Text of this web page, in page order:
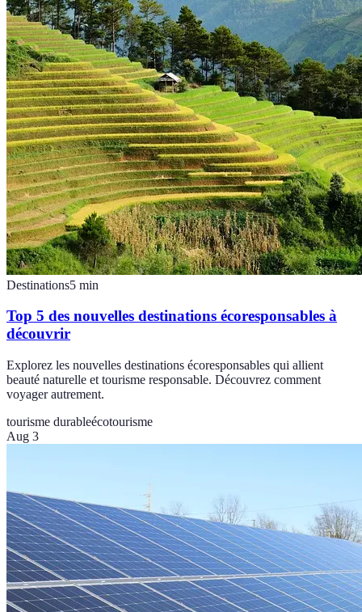
Destinations5 min
Top 5 des nouvelles destinations écoresponsables à
découvrir
Explorez les nouvelles destinations écoresponsables qui allient
beauté naturelle et tourisme responsable. Découvrez comment
voyager autrement.
tourisme durableécotourisme
Aug 3